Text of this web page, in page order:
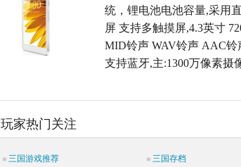
统，锂电池电池容量,采用
屏 支持多触摸屏,4.3英寸
MID铃声 WAV铃声 AAC铃
支持蓝牙,主:1300万像素摄
玩家热门关注
三国游戏推荐 三国存档